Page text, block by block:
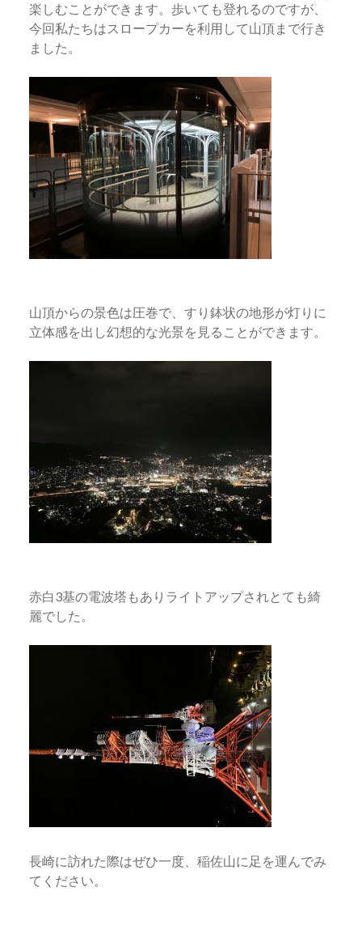
楽しむことができます。歩いても登れるのですが、
今回私たちはスロープカーを利用して山頂まで行き
ました。
山頂からの景色は圧巻で、すり鉢状の地形が灯りに
立体感を出し幻想的な光景を見ることができます。
赤白3基の電波塔もありライトアップされとても綺
麗でした。
長崎に訪れた際はぜひ一度、稲佐山に足を運んでみ
てください。